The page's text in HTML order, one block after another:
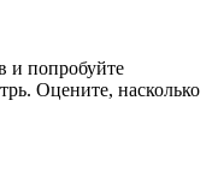
и попробуйте
Оцените, насколько